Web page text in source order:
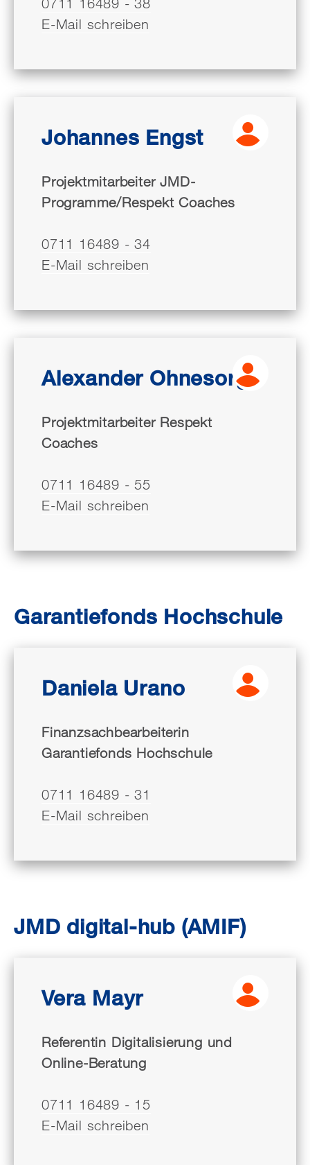
E-Mail schreiben
Johannes Engst
Projektmitarbeiter JMD-
Programme/Respekt Coaches
0711 16489 - 34
E-Mail schreiben
Alexander Ohnesorge
Projektmitarbeiter Respekt
Coaches
0711 16489 - 55
E-Mail schreiben
Garantiefonds Hochschule
Daniela Urano
Finanzsachbearbeiterin
Garantiefonds Hochschule
0711 16489 - 31
E-Mail schreiben
JMD digital-hub (AMIF)
Vera Mayr
Referentin Digitalisierung und
Online-Beratung
0711 16489 - 15
E-Mail schreiben